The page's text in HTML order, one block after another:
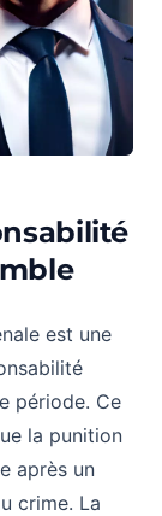
est une
période. Ce
la punition
après un
crime. La